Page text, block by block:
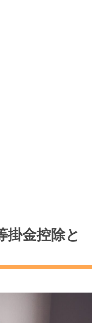
掛金控除と